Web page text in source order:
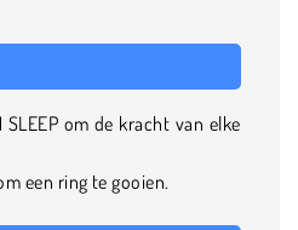
SLEEP om de kracht van elke
een ring te gooien.